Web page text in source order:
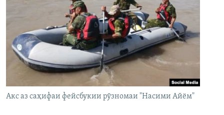
Акс аз саҳифаи фейсбукии рӯзномаи "Насими Айём"